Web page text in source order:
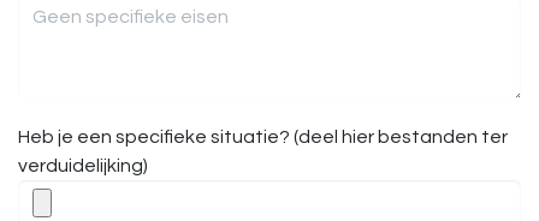
Heb je een specifieke situatie? (deel hier bestanden ter
verduidelijking)